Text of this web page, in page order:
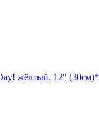
жёлтый, 12" (30см)*